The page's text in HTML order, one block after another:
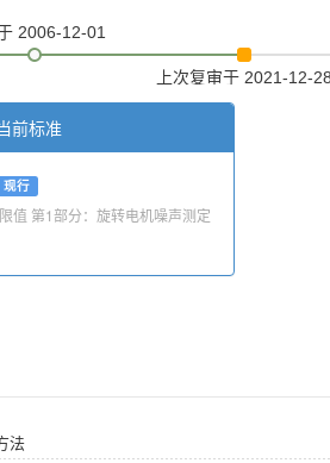
2006-12-01
上次复审于 2021-12-28
前标准
现行
值 第1部分：旋转电机噪声测定
法